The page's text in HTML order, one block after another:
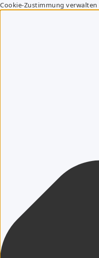
Cookie-Zustimmung verwalten